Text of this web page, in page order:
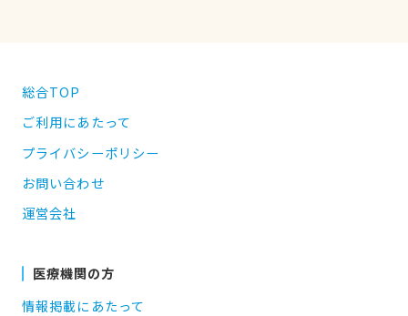
総合TOP
ご利用にあたって
プライバシーポリシー
お問い合わせ
運営会社
医療機関の方
情報掲載にあたって